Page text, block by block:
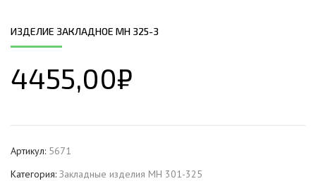
ИЗДЕЛИЕ ЗАКЛАДНОЕ МН 325-3
4455,00₽
Артикул: 5671
Категория: Закладные изделия МН 301-325